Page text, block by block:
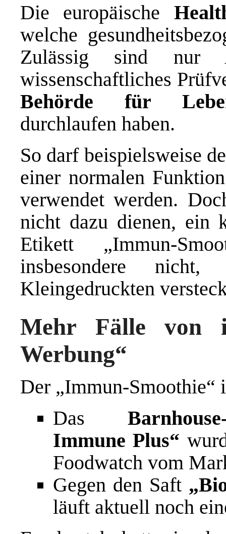
Die europäische
welche
Zulässig sind nur
wissenschaftliches
Behörde für
durchlaufen haben.
So darf beispielsweise
einer normalen
verwendet werden.
nicht dazu dienen, ein
Etikett „Immun-
insbesondere
Kleingedruckten
Mehr Fälle von
Werbung“
Der „Immun-
Das
Immune Plus“
Foodwatch vom
Gegen den Saft
läuft aktuell noch